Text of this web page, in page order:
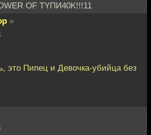
OF TYПИ40K!!!11
»
это Пипец и Девочка-убийца без